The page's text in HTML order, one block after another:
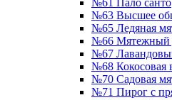
№61 Пало санто
№63 Высшее
№65 Ледяная
№66 Мятежный
№67
№68 Кокосовая
№70 Садовая
№71 Пирог с